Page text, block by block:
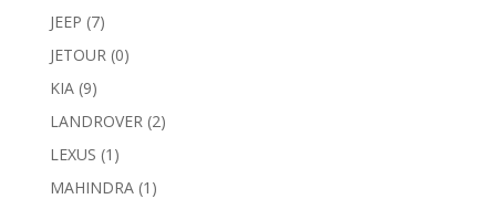
JEEP (7)
JETOUR (0)
KIA (9)
LANDROVER (2)
LEXUS (1)
MAHINDRA (1)